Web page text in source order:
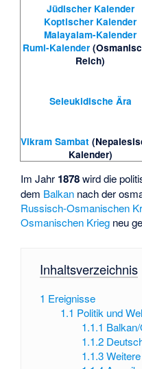
Jüdischer Kalender
Koptischer Kalender
Malayalam-Kalender
Rumi-Kalender
Reich)
Seleukidische Ära
Vikram Sambat
Kalender)
Im Jahr 1878wird die
dem Balkan nach der
Russisch-Osmanischen
Osmanischen Krieg neu
Inhaltsverzeichnis
1 Ereignisse
1.1 Politik und
1.1.1
1.1.2
1.1.3